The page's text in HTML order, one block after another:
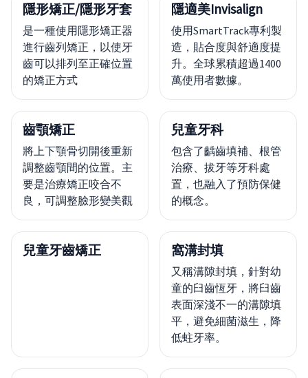
隱形矯正/隱形牙套
是一種使用隱形矯正器
進行齒列矯正，以使牙
齒可以排列至正確位置
的矯正方式
隱適美Invisalign
使用SmartTrack專利製
造，貼合度與舒適度提
升。全球累積超過1400
萬使用者數據。
齒顎矯正
將上下顎骨切開後重新
調整齒顎間的位置。主
要是治療矯正咬合不
良，可調整臉形變美觀
兒童牙科
包含了齲齒填補、根管
治療、拔牙等牙科處
置，也融入了預防保健
的概念。
兒童牙齒矯正 窩溝封填
又稱溝隙封填，針對幼
童的臼齒恆牙，將臼齒
表面深淺不一的溝隙填
平，避免細菌滋生，降
低蛀牙率。